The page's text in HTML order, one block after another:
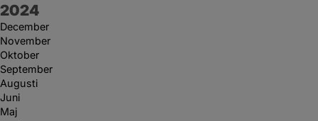
År:
2024
December
November
Oktober
September
Augusti
Juni
Maj